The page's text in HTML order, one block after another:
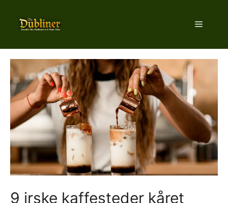
indhold
Menu
9 irske kaffesteder kåret